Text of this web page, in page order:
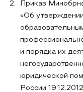
Приказ
«Об
и порядка их
юридической
России